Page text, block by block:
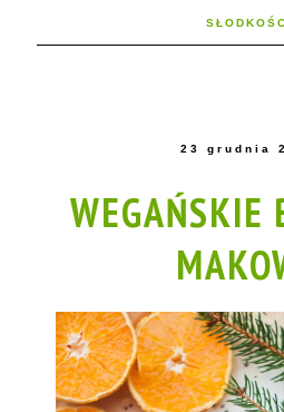
23 grudnia
WEGAŃSKIE